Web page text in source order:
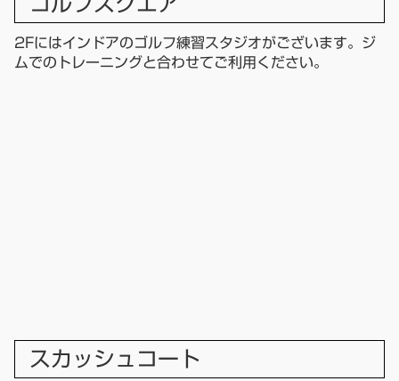
2Fにはインドアのゴルフ練習スタジオがございます。ジ
ムでのトレーニングと合わせてご利用ください。
スカッシュコート